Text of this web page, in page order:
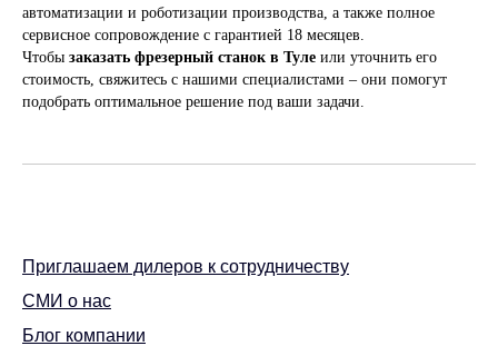
автоматизации и роботизации производства, а также полное
сервисное сопровождение с гарантией 18 месяцев.
Чтобы заказать фрезерный станок в Туле или уточнить его
стоимость, свяжитесь с нашими специалистами – они помогут
подобрать оптимальное решение под ваши задачи.
Приглашаем дилеров к сотрудничеству
СМИ о нас
Блог компании